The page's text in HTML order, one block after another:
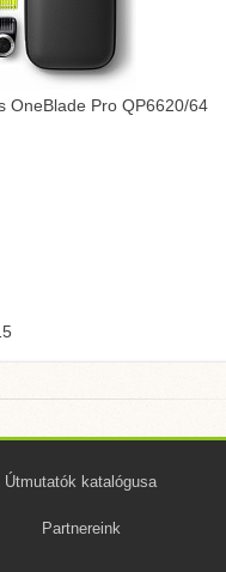
OneBlade Pro QP6620/64
Útmutatók katalógusa
Partnereink